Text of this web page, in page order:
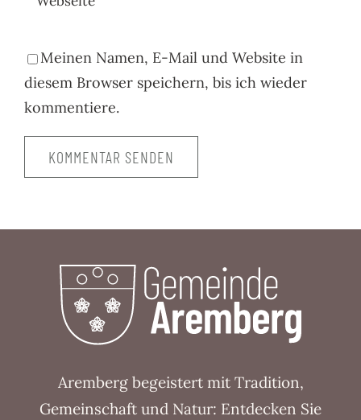
Meinen Namen, E-Mail und Website in
diesem Browser speichern, bis ich wieder
kommentiere.
Aremberg begeistert mit Tradition,
Gemeinschaft und Natur: Entdecken Sie